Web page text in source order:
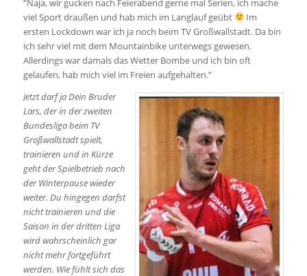
viel Sport draußen und hab mich im Langlauf geübt
Im
ersten Lockdown war ich ja noch beim TV Großwallstadt. Da bin
ich sehr viel mit dem Mountainbike unterwegs gewesen.
Allerdings war damals das Wetter Bombe und ich bin oft
gelaufen, hab mich viel im Freien aufgehalten.”
Jetzt darf ja Dein Bruder
Lars, der in der zweiten
Bundesliga beim TV
Großwallstadt spielt,
trainieren und in Kürze
geht der Spielbetrieb nach
der Winterpause wieder
weiter. Du hingegen darfst
nicht trainieren und die
Saison in der dritten Liga
wird wahrscheinlich gar
nicht mehr fortgeführt
werden. Wie fühlt sich das